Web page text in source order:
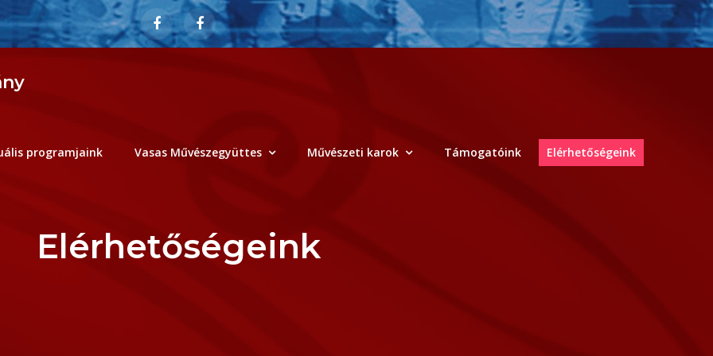
programjaink Vasas Művészegyüttes Művészeti karok Támogatóink Elérhetőségeink
Elérhetőségeink